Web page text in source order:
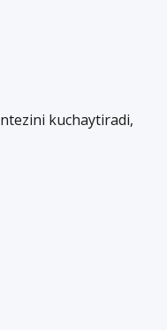
kuchaytiradi,